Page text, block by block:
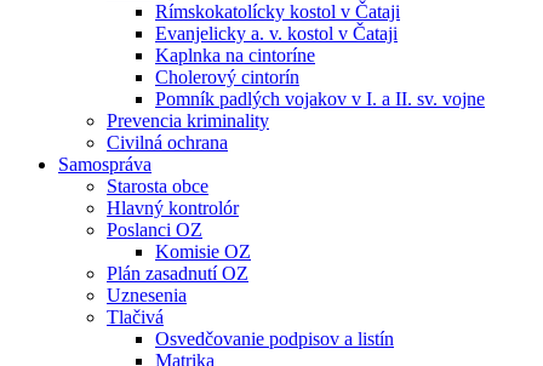
Rímskokatolícky kostol v Čataji
Evanjelicky a. v. kostol v Čataji
Kaplnka na cintoríne
Cholerový cintorín
Pomník padlých vojakov v I. a II. sv. vojne
Prevencia kriminality
Civilná ochrana
Samospráva
Starosta obce
Hlavný kontrolór
Poslanci OZ
Komisie OZ
Plán zasadnutí OZ
Uznesenia
Tlačivá
Osvedčovanie podpisov a listín
Matrika